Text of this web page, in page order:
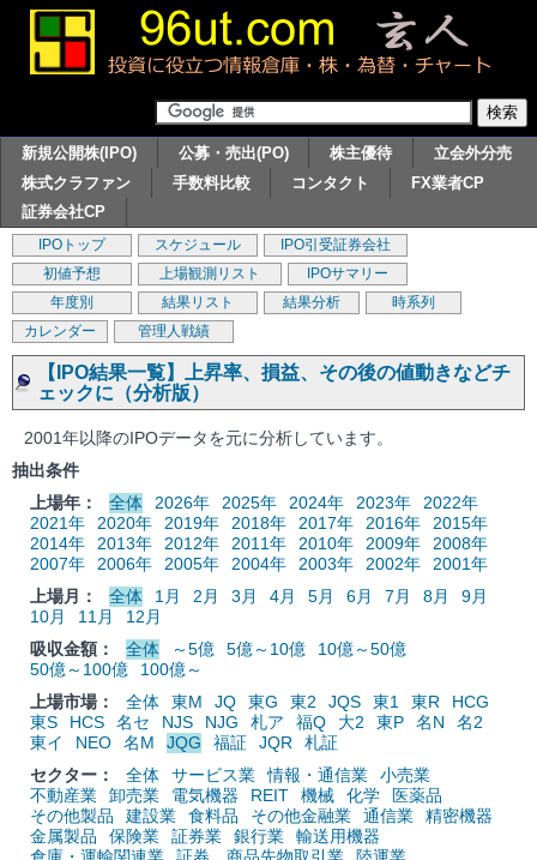
新規公開株(IPO) 公募・売出(PO) 株主優待
立会外分売
株式クラファン
手数料比較 コンタクト
FX業者CP
証券会社CP
IPOトップ スケジュール
IPO引受証券会社
初値予想
上場観測リスト
IPOサマリー
年度別
結果リスト 結果分析
時系列
カレンダー
管理人戦績
【IPO結果一覧】上昇率、損益、その後の値動きなどチ
ェックに（分析版）
2001年以降のIPOデータを元に分析しています。
抽出条件
上場年：
全体 2026年 2025年 2024年 2023年
2022年
2021年
2020年 2019年 2018年 2017年 2016年
2015年
2014年
2013年 2012年 2011年 2010年 2009年
2008年
2007年
2006年 2005年 2004年 2003年 2002年
2001年
上場月：
全体 1月 2月 3月 4月 5月 6月 7月 8月
9月
10月
11月
12月
吸収金額：
全体 ～5億 5億～10億
10億～50億
50億～100億
100億～
上場市場：
全体 東M JQ 東G 東2 JQS 東1 東R
HCG
東S
HCS 名セ NJS NJG 札ア 福Q 大2 東P 名N
名2
東イ
NEO 名M JQG 福証 JQR
札証
セクター：
全体 サービス業 情報・通信業
小売業
不動産業
卸売業 電気機器 REIT 機械 化学
医薬品
その他製品
建設業 食料品 その他金融業 通信業
精密機器
金属製品
保険業 証券業 銀行業
輸送用機器